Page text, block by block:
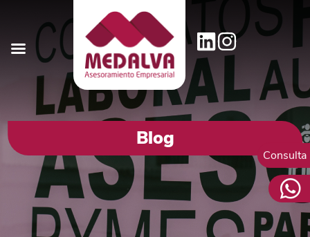
Blog
Consulta